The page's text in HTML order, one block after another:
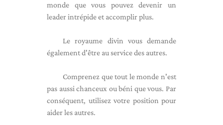
monde que vous pouvez devenir un
leader intrépide et accomplir plus.
Le royaume divin vous demande
également d'être au service des autres.
Comprenez que tout le monde n'est
pas aussi chanceux ou béni que vous. Par
conséquent, utilisez votre position pour
aider les autres.